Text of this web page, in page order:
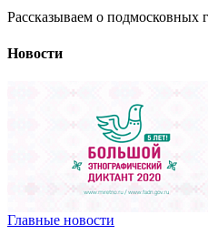
Рассказываем о подмосковных
Новости
Главные новости